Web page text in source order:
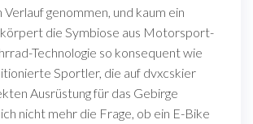
Verlauf genommen, und kaum ein
die Symbiose aus Motorsport-
Technologie so konsequent wie
Sportler, die auf dvxcskier
Ausrüstung für das Gebirge
nicht mehr die Frage, ob ein E-Bike